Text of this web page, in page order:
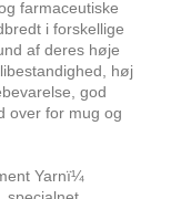
farmaceutiske
i forskellige
af deres høje
høj
god
over for mug og
Yarnï¼